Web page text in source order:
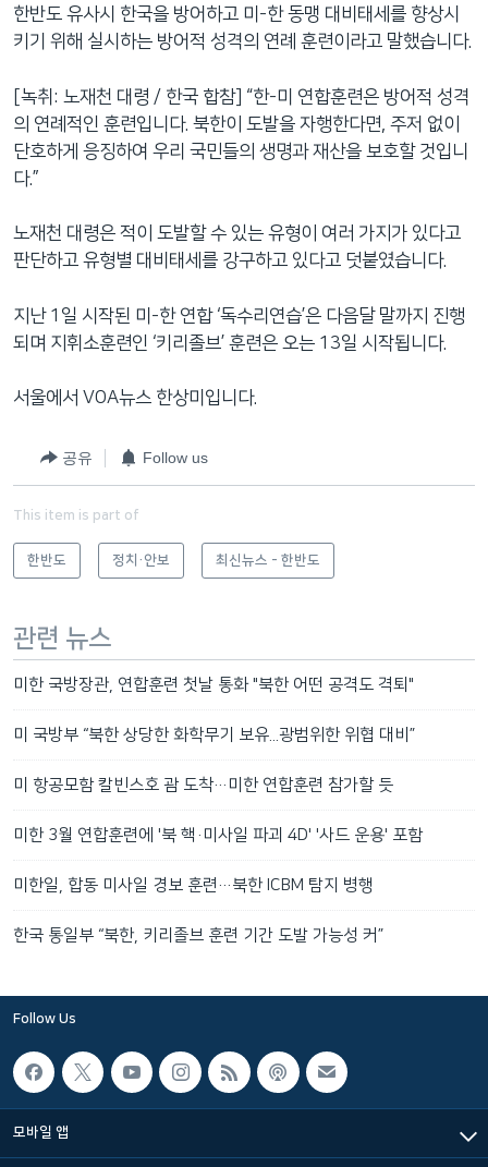
한반도 유사시 한국을 방어하고 미-한 동맹 대비태세를 향상시
키기 위해 실시하는 방어적 성격의 연례 훈련이라고 말했습니다.
[녹취: 노재천 대령 / 한국 합참] “한-미 연합훈련은 방어적 성격
의 연례적인 훈련입니다. 북한이 도발을 자행한다면, 주저 없이
단호하게 응징하여 우리 국민들의 생명과 재산을 보호할 것입니
다.”
노재천 대령은 적이 도발할 수 있는 유형이 여러 가지가 있다고
판단하고 유형별 대비태세를 강구하고 있다고 덧붙였습니다.
지난 1일 시작된 미-한 연합 ‘독수리연습’은 다음달 말까지 진행
되며 지휘소훈련인 ‘키리졸브’ 훈련은 오는 13일 시작됩니다.
서울에서 VOA뉴스 한상미입니다.
공유 Follow us
This item is part of
한반도 정치·안보 최신뉴스 - 한반도
관련 뉴스
미한 국방장관, 연합훈련 첫날 통화 "북한 어떤 공격도 격퇴"
미 국방부 “북한 상당한 화학무기 보유...광범위한 위협 대비”
미 항공모함 칼빈스호 괌 도착…미한 연합훈련 참가할 듯
미한 3월 연합훈련에 '북 핵·미사일 파괴 4D' '사드 운용' 포함
미한일, 합동 미사일 경보 훈련…북한 ICBM 탐지 병행
한국 통일부 “북한, 키리졸브 훈련 기간 도발 가능성 커”
Follow Us
모바일 앱